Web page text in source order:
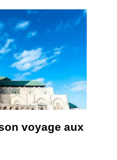
voyage aux